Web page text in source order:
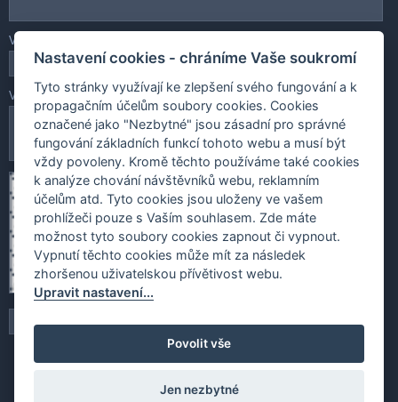
Váš e-mail
Vaše zpráva
Nastavení cookies - chráníme Vaše soukromí
Tyto stránky využívají ke zlepšení svého fungování a k
propagačním účelům soubory cookies. Cookies
označené jako "Nezbytné" jsou zásadní pro správné
fungování základních funkcí tohoto webu a musí být
vždy povoleny. Kromě těchto používáme také cookies
k analýze chování návštěvníků webu, reklamním
účelům atd. Tyto cookies jsou uloženy ve vašem
prohlížeči pouze s Vaším souhlasem. Zde máte
možnost tyto soubory cookies zapnout či vypnout.
Vypnutí těchto cookies může mít za následek
zhoršenou uživatelskou přívětivost webu.
Upravit nastavení...
Povolit vše
Jen nezbytné